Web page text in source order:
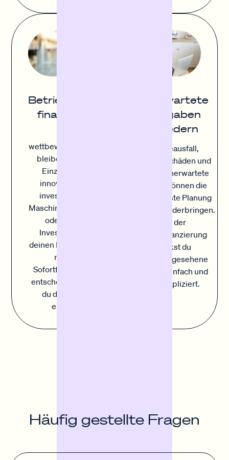
Betriebsmittel
finanzieren
wettbewerbsfähig zu
bleiben, müssen
Einzelhändler
innovieren und
investieren. Ob
Maschinen, Fuhrpark
oder andere
Investitionen in
deinen Einzelhandel:
mit der
Sofortfinanzierung
entscheidest du, wo
du das Kapital
einsetzt.
Unerwartete
Ausgaben
abfedern
Geräteausfall,
Inventarschäden und
andere unerwartete
Kosten können die
sorgfältigste Planung
durcheinanderbringen.
Mit der
Sofortfinanzierung
deckst du
unvorhergesehene
Kosten einfach und
unkompliziert.
Häufig gestellte Fragen